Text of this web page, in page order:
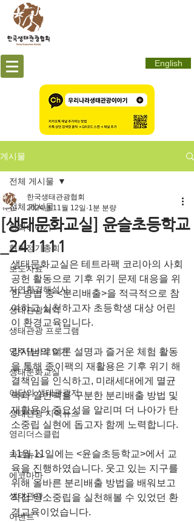
English
게시물
전체 게시물
협회이야기
협회정기총회
보도자료
자연환경해설사
생태관광지역
생태관광 프로그램
영주댐바로알기
생태문화교실
이달의 생태관광지
생태관광 지역뉴스
영리더스클럽
카드뉴스
에코마마
생태관광
이벤트
전체 게시물
[생태문화교실] 윤슬초등학교
_241111
한국생태관광협회
2024년 11월 12일 1분 분량
생태문화교실은 테트라팩 코리아의 사회
공헌 활동으로 기후 위기 문제 대응을 위
한 방법 중 <분리배출>을 적극적으로 참
여하고 실천하고자 초등학생 대상 어린
이 환경교육입니다.
강사님의 이론 설명과 즐거운 체험 활동
을 통해 종이팩의 재활용은 기후 위기 해
결책임을 인식하고, 미래세대에게 멸균
팩과 일반팩을 구분한 분리배출 방법 및
재활용의 중요성을 알리며 더 나아가 탄
소중립 실현에 돕고자 함께 노력합니다.
11월 11일에는 <윤슬초등학교>에서 교
육을 진행하였습니다. 웃고 있는 지구를
위해 올바른 분리배출 방법을 배워보고
직접 탄소중립을 실천해볼 수 있었던 환
경교육이었습니다.